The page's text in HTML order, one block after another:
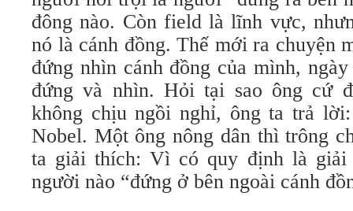
đông nào. Còn field là lĩnh vực,
nó là cánh đồng. Thế mới ra chuyện
đứng nhìn cánh đồng của mình,
đứng và nhìn. Hỏi tại sao ông cứ
không chịu ngồi nghỉ, ông ta trả
Nobel. Một ông nông dân thì trông
ta giải thích: Vì có quy định là giải
người nào “đứng ở bên ngoài cánh